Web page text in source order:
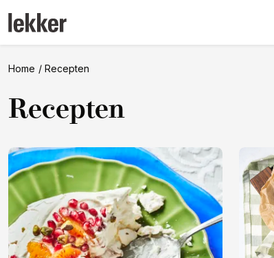
Home Recepten
Recepten